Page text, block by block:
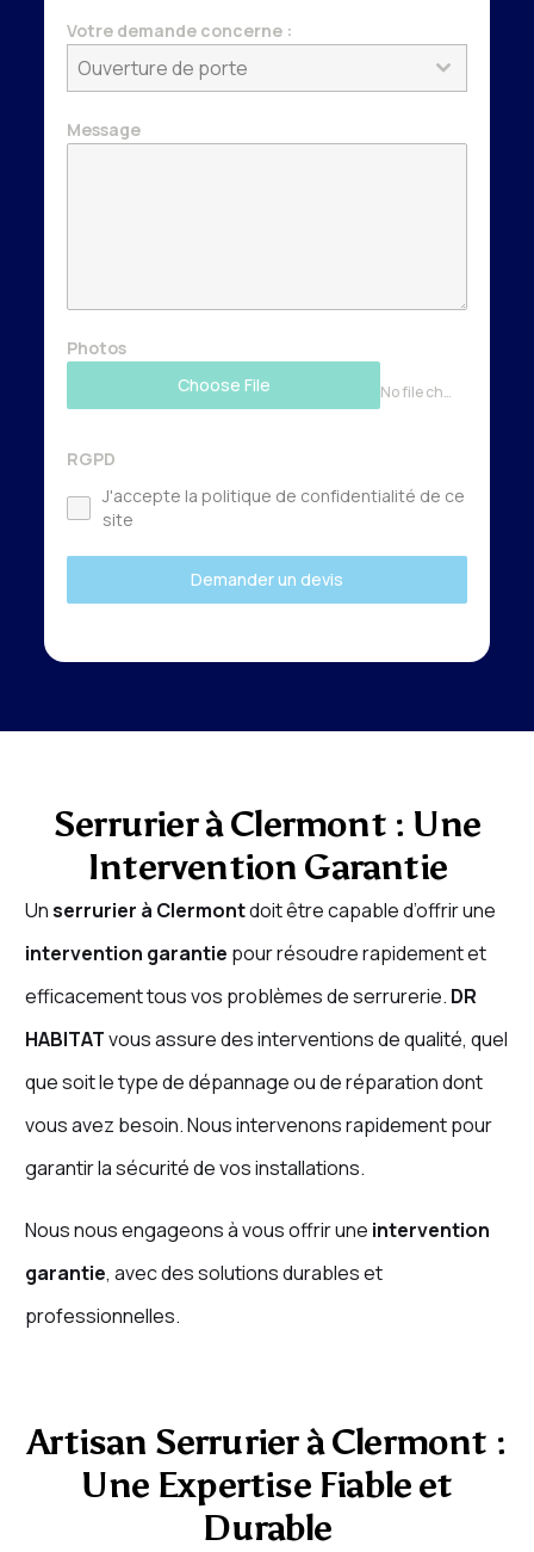
Votre demande concerne :
Ouverture de porte
Message
Photos
Choose File
No file chosen
RGPD
J'accepte la politique de confidentialité de ce
site
Demander un devis
Serrurier à Clermont : Une
Intervention Garantie
Unserrurier à Clermontdoit être capable d’offrir une
intervention garantie pour résoudre rapidement et
efficacement tous vos problèmes de serrurerie. DR
HABITATvous assure des interventions de qualité, quel
que soit le type de dépannage ou de réparation dont
vous avez besoin. Nous intervenons rapidement pour
garantir la sécurité de vos installations.
Nous nous engageons à vous offrir une intervention
garantie, avec des solutions durables et
professionnelles.
Artisan Serrurier à Clermont :
Une Expertise Fiable et
Durable